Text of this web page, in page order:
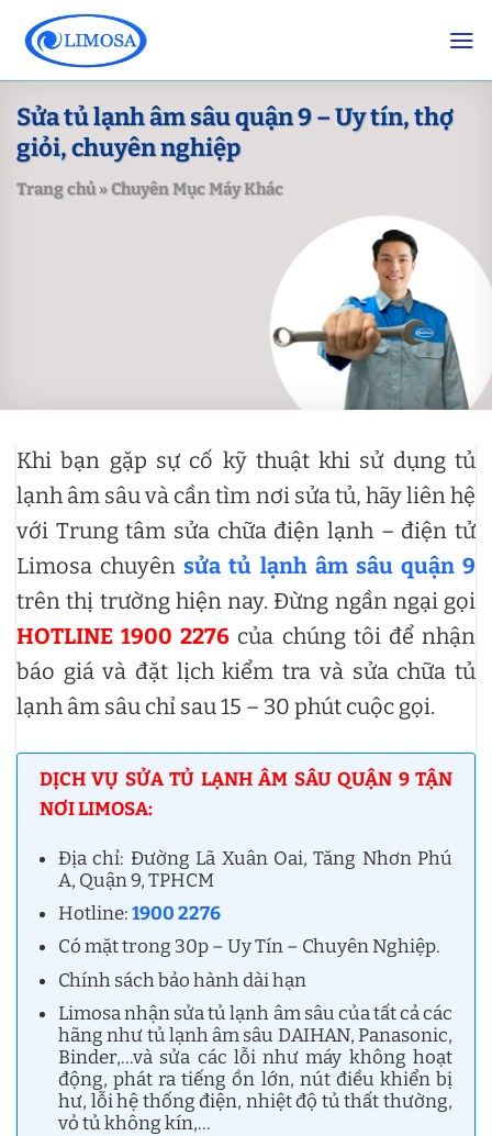
content
Sửa tủ lạnh âm sâu quận 9 – Uy tín, thợ
giỏi, chuyên nghiệp
Trang chủ»Chuyên Mục Máy Khác
Khi bạn gặp sự cố kỹ thuật khi sử dụng tủ
lạnh âm sâu và cần tìm nơi sửa tủ, hãy liên hệ
với Trung tâm sửa chữa điện lạnh – điện tử
Limosa chuyênsửa tủ lạnh âm sâu quận 9
trên thị trường hiện nay. Đừng ngần ngại gọi
HOTLINE 1900 2276 của chúng tôi để nhận
báo giá và đặt lịch kiểm tra và sửa chữa tủ
lạnh âm sâu chỉ sau 15 – 30 phút cuộc gọi.
DỊCH VỤ SỬA TỦ LẠNH ÂM SÂU QUẬN 9 TẬN
NƠI LIMOSA:
Địa chỉ: Đường Lã Xuân Oai, Tăng Nhơn Phú
A, Quận 9, TPHCM
Hotline:1900 2276
Có mặt trong 30p – Uy Tín – Chuyên Nghiệp.
Chính sách bảo hành dài hạn
Limosa nhận sửa tủ lạnh âm sâu của tất cả các
hãng như tủ lạnh âm sâu DAIHAN, Panasonic,
Binder,…và sửa các lỗi như máy không hoạt
động, phát ra tiếng ồn lớn, nút điều khiển bị
hư, lỗi hệ thống điện, nhiệt độ tủ thất thường,
vỏ tủ không kín,…